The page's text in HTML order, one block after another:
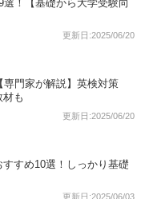
！【基礎から大学受験向
更新日:2025/06/20
門家が解説】英検対策
も
更新日:2025/06/20
すめ10選！しっかり基礎
更新日:2025/06/03